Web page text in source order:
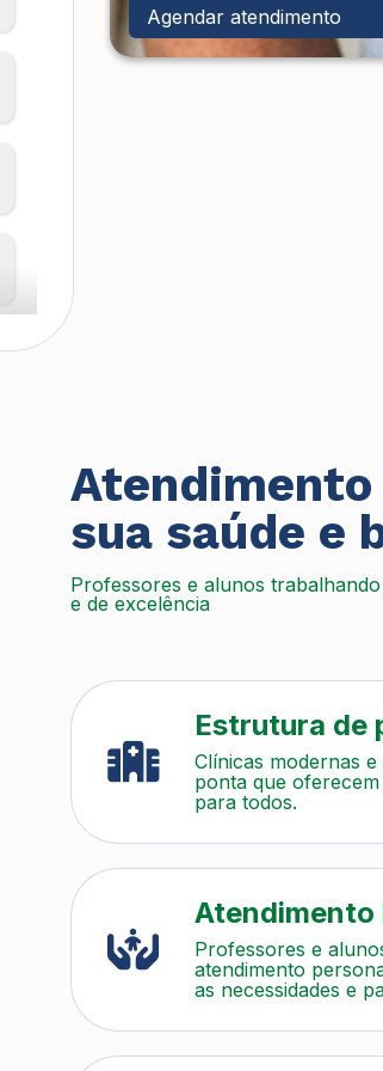
Agendar atendimento
sua saúde e
Professores e alunos
e de excelência
Estrutura de
Clínicas modernas
ponta que
para todos.
Atendimento
Professores e
atendimento
as necessidades e